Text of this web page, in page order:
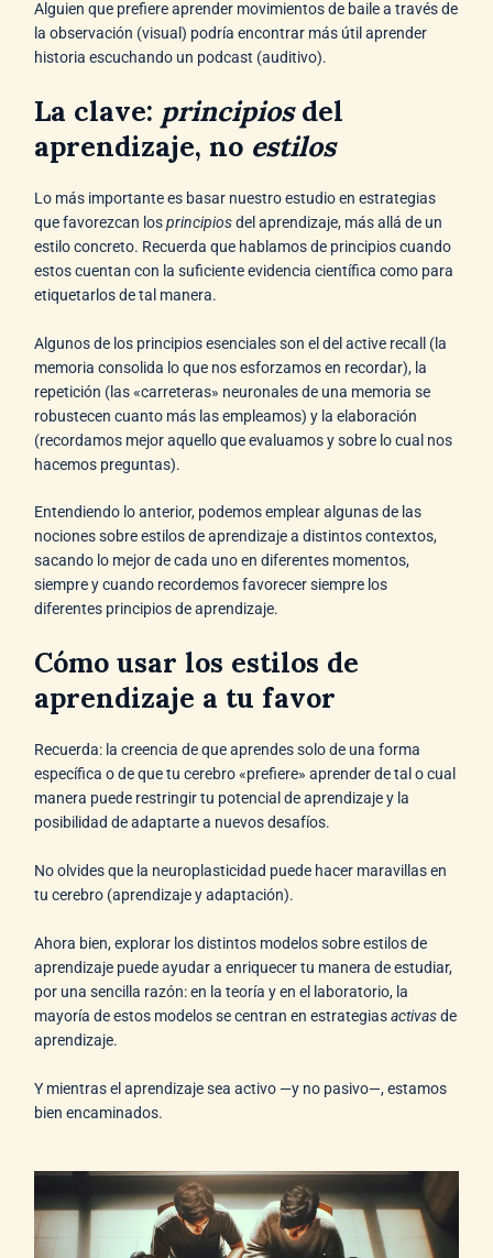
Alguien que prefiere aprender movimientos de baile a través de
la observación (visual) podría encontrar más útil aprender
historia escuchando un podcast (auditivo).
La clave: principiosdel
aprendizaje, no estilos
Lo más importante es basar nuestro estudio en estrategias
que favorezcan losprincipiosdel aprendizaje, más allá de un
estilo concreto. Recuerda que hablamos de principios cuando
estos cuentan con la suficiente evidencia científica como para
etiquetarlos de tal manera.
Algunos de los principios esenciales son el del active recall (la
memoria consolida lo que nos esforzamos en recordar), la
repetición (las «carreteras» neuronales de una memoria se
robustecen cuanto más las empleamos) y la elaboración
(recordamos mejor aquello que evaluamos y sobre lo cual nos
hacemos preguntas).
Entendiendo lo anterior, podemos emplear algunas de las
nociones sobre estilos de aprendizaje a distintos contextos,
sacando lo mejor de cada uno en diferentes momentos,
siempre y cuando recordemos favorecer siempre los
diferentes principios de aprendizaje.
Cómo usar los estilos de
aprendizaje a tu favor
Recuerda: la creencia de que aprendes solo de una forma
específica o de que tu cerebro «prefiere» aprender de tal o cual
manera puede restringir tu potencial de aprendizaje y la
posibilidad de adaptarte a nuevos desafíos.
No olvides que la neuroplasticidad puede hacer maravillas en
tu cerebro (aprendizaje y adaptación).
Ahora bien, explorar los distintos modelos sobre estilos de
aprendizaje puede ayudar a enriquecer tu manera de estudiar,
por una sencilla razón: en la teoría y en el laboratorio, la
mayoría de estos modelos se centran en estrategiasactivasde
aprendizaje.
Y mientras el aprendizaje sea activo —y no pasivo—, estamos
bien encaminados.